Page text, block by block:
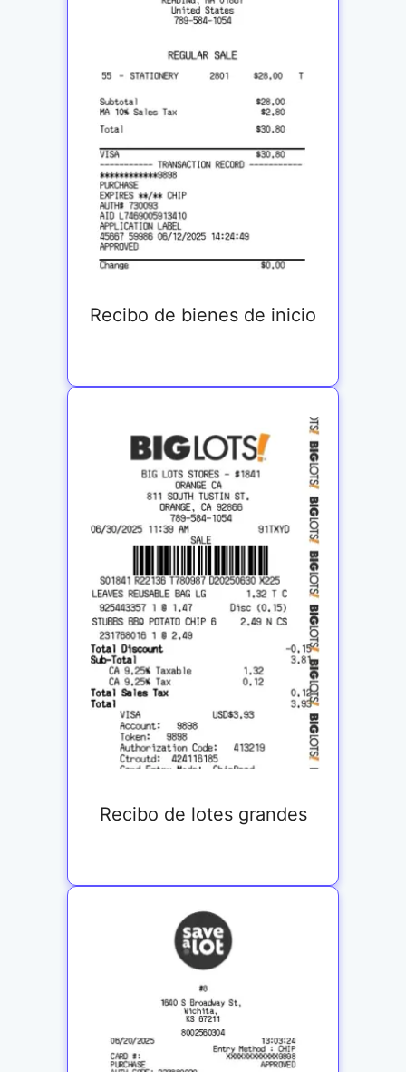
Recibo de bienes de inicio
Recibo de lotes grandes